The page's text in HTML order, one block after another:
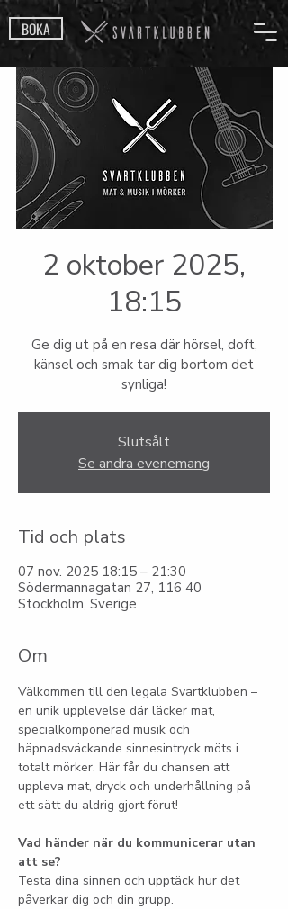
BOKA
2 oktober 2025,
18:15
Ge dig ut på en resa där hörsel, doft,
känsel och smak tar dig bortom det
synliga!
Slutsålt
Se andra evenemang
Tid och plats
07 nov. 2025 18:15 – 21:30
Södermannagatan 27, 116 40
Stockholm, Sverige
Om
Välkommen till den legala Svartklubben –
en unik upplevelse där läcker mat,
specialkomponerad musik och
häpnadsväckande sinnesintryck möts i
totalt mörker. Här får du chansen att
uppleva mat, dryck och underhållning på
ett sätt du aldrig gjort förut!
Vad händer när du kommunicerar utan
att se?
Testa dina sinnen och upptäck hur det
påverkar dig och din grupp.